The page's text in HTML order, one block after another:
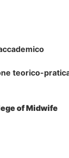
teorico-
of Midwife